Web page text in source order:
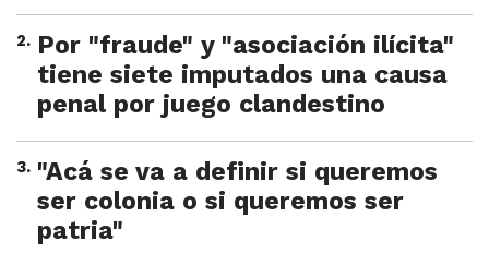
2. Por "fraude" y "asociación ilícita"
tiene siete imputados una causa
penal por juego clandestino
3. "Acá se va a definir si queremos
ser colonia o si queremos ser
patria"